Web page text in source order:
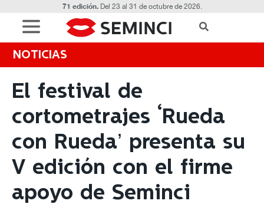
71 edición.Del 23 al 31 de octubre de 2026.
NOTICIAS
El festival de
cortometrajes ‘Rueda
con Rueda’ presenta su
V edición con el firme
apoyo de Seminci